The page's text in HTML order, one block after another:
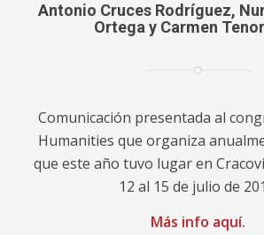
Antonio Cruces Rodríguez,
Ortega y Carmen
Comunicación presentada al
Humanities que organiza
que este año tuvo lugar en
12 al 15 de julio de
Más info aquí.